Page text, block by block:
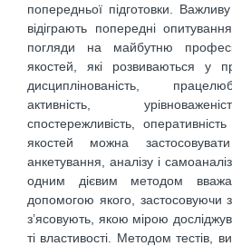
попередньої підготовки.
відіграють попередні
погляди на майбутню
якостей, які розвиваються у
дисциплінованість,
активність,
спостережливість,
якостей можна
анкетування, аналізу і
одним дієвим методом
допомогою якого, застосовуючи
з’ясовують, якою мірою
ті властивості. Методом тестів,